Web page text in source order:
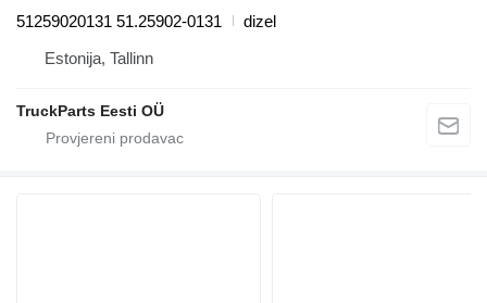
51259020131 51.25902-0131
dizel
Estonija, Tallinn
TruckParts Eesti OÜ